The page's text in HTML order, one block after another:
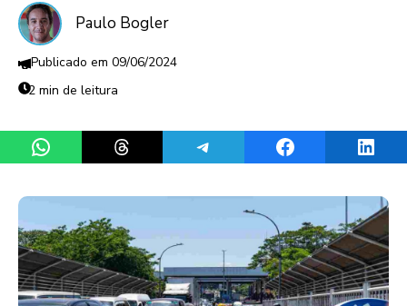
Paulo Bogler
09/06/2024
2 min de leitura
Share on WhatsAppShare on ThreadsShare on TelegramShare on Facebook